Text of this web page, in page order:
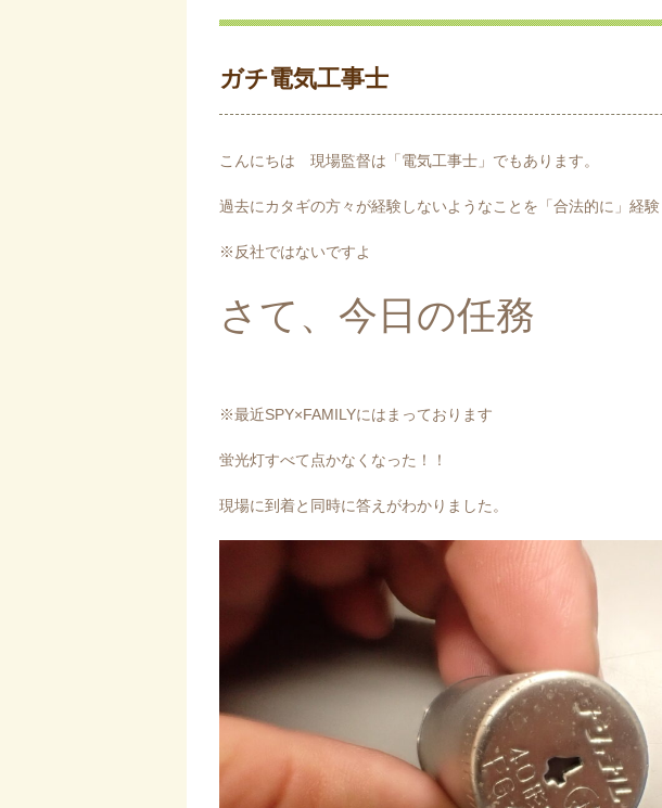
ガチ電気工事士
こんにちは 現場監督は「電気工事士」でもあります。
過去にカタギの方々が経験しないようなことを「合法的に」経験
※反社ではないですよ
さて、今日の任務
※最近SPY×FAMILYにはまっております
蛍光灯すべて点かなくなった！！
現場に到着と同時に答えがわかりました。